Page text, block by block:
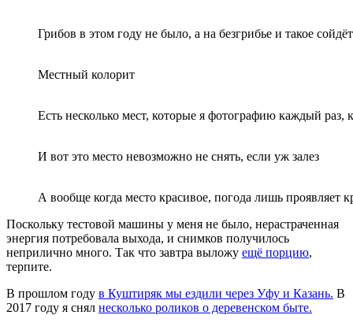
Грибов в этом году не было, а на безгрибье и такое сойдёт
Местный колорит
Есть несколько мест, которые я фотографию каждый раз,
И вот это место невозможно не снять, если уж залез
А вообще когда место красивое, погода лишь проявляет
Поскольку тестовой машины у меня не было, нерастраченная
энергия потребовала выхода, и снимков получилось
неприлично много. Так что завтра выложу ещё порцию,
терпите.
В прошлом году в Куштиряк мы ездили через Уфу и Казань. В
2017 году я снял несколько роликов о деревенском быте.